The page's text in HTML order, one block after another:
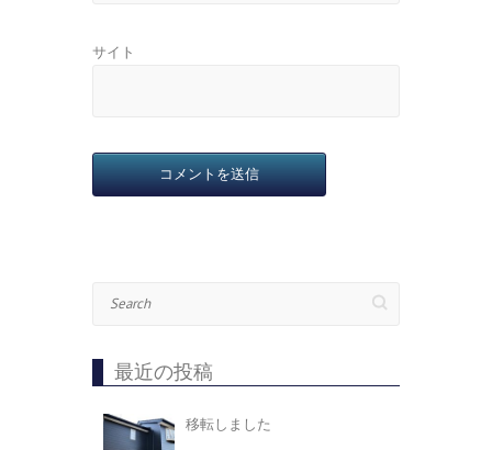
サイト
最近の投稿
移転しました